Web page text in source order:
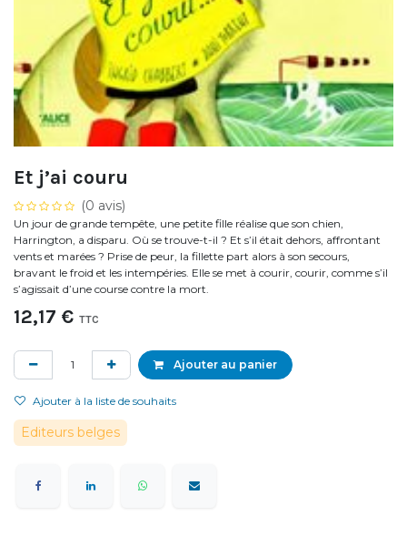
Et j’ai couru
(0 avis)
Un jour de grande tempête, une petite fille réalise que son chien,
Harrington, a disparu. Où se trouve-t-il ? Et s’il était dehors, affrontant
vents et marées ? Prise de peur, la fillette part alors à son secours,
bravant le froid et les intempéries. Elle se met à courir, courir, comme s’il
s’agissait d’une course contre la mort.
12,17 € TTC
Ajouter au panier
Ajouter à la liste de souhaits
Editeurs belges